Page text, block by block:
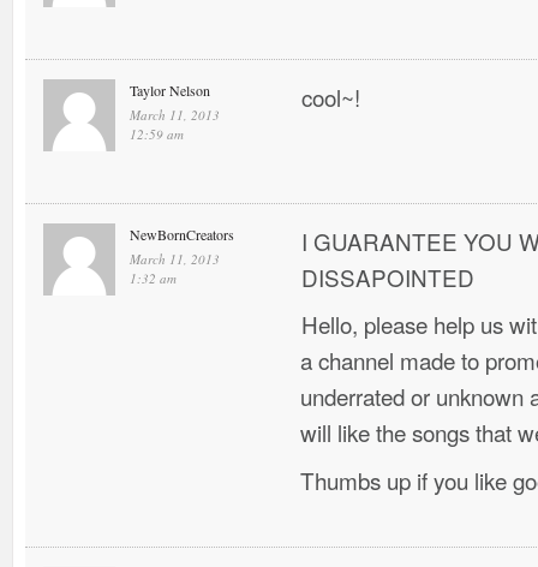
Taylor Nelson
March 11, 2013
12:59 am
cool~!
NewBornCreators
March 11, 2013
1:32 am
I GUARANTEE YOU
DISSAPOINTED
Hello, please help us
a channel made to
underrated or unknown
will like the songs that
Thumbs up if you like